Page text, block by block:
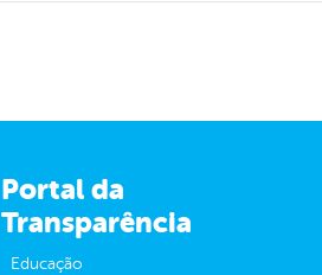
Portal da
Transparência
Educação